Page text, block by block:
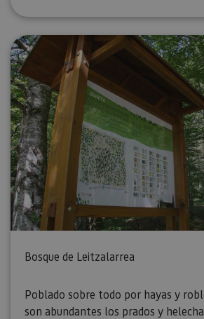
Bosque de Leitzalarrea
Poblado sobre todo por hayas y
son abundantes los prados y